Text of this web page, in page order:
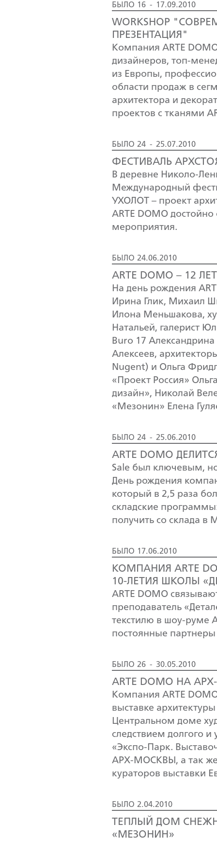
БЫЛО 16 - 17.09.2010
WORKSHOP
ПРЕЗЕНТАЦИЯ"
Компания ARTE
дизайнеров, топ-
из Европы,
области продаж в
архитектора и
проектов с тканями
БЫЛО 24 - 25.07.2010
ФЕСТИВАЛЬ
В деревне Николо-
Международный
УХОЛОТ – проект
ARTE DOMO
мероприятия.
БЫЛО 24.06.2010
ARTE DOMO – 12
На день рождения
Ирина Глик, Михаил
Илона Меньшакова,
Натальей, галерист
Buro 17
Алексеев,
Nugent) и Ольга
«Проект Россия»
дизайн», Николай
«Мезонин» Елена
БЫЛО 24 - 25.06.2010
ARTE DOMO
Sale был ключевым,
День рождения
который в 2,5 раза
складские
получить со склада в
БЫЛО 17.06.2010
КОМПАНИЯ ARTE
10-ЛЕТИЯ ШКОЛЫ
ARTE DOMO
преподаватель
текстилю в шоу-руме
постоянные
БЫЛО 26 - 30.05.2010
ARTE DOMO НА
Компания ARTE
выставке
Центральном доме
следствием долгого и
«Экспо-Парк.
АРХ-МОСКВЫ, а так
кураторов выставки
БЫЛО 2.04.2010
ТЕПЛЫЙ ДОМ
«МЕЗОНИН»